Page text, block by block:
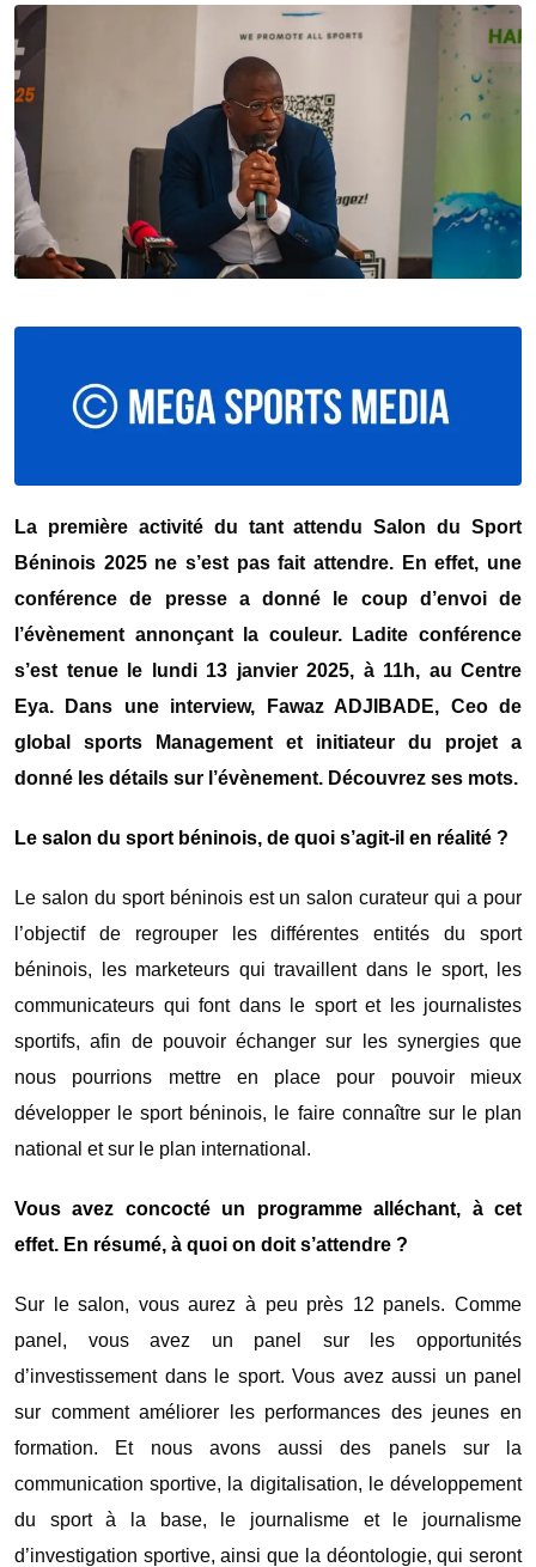
La première activité du tant attendu Salon du Sport
Béninois 2025 ne s’est pas fait attendre. En effet, une
conférence de presse a donné le coup d’envoi de
l’évènement annonçant la couleur. Ladite conférence
s’est tenue le lundi 13 janvier 2025, à 11h, au Centre
Eya. Dans une interview, Fawaz ADJIBADE, Ceo de
global sports Management et initiateur du projet a
donné les détails sur l’évènement. Découvrez ses mots.
Le salon du sport béninois, de quoi s’agit-il en réalité ?
Le salon du sport béninois est un salon curateur qui a pour
l’objectif de regrouper les différentes entités du sport
béninois, les marketeurs qui travaillent dans le sport, les
communicateurs qui font dans le sport et les journalistes
sportifs, afin de pouvoir échanger sur les synergies que
nous pourrions mettre en place pour pouvoir mieux
développer le sport béninois, le faire connaître sur le plan
national et sur le plan international.
Vous avez concocté un programme alléchant, à cet
effet. En résumé, à quoi on doit s’attendre ?
Sur le salon, vous aurez à peu près 12 panels. Comme
panel, vous avez un panel sur les opportunités
d’investissement dans le sport. Vous avez aussi un panel
sur comment améliorer les performances des jeunes en
formation. Et nous avons aussi des panels sur la
communication sportive, la digitalisation, le développement
du sport à la base, le journalisme et le journalisme
d’investigation sportive, ainsi que la déontologie, qui seront